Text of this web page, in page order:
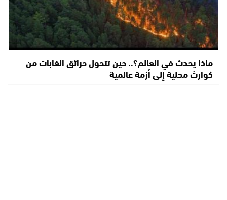
ماذا يحدث في العالم؟.. حين تتحول حرائق الغابات من
كوارث محلية إلى أزمة عالمية